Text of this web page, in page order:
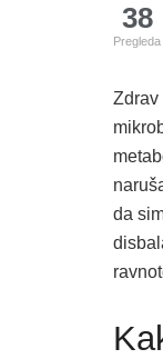
38
Pregleda
Zdrav
da